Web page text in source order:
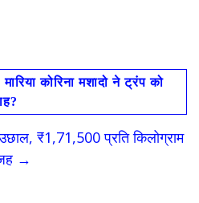
कोरिना मशादो ने ट्रंप को
₹1,71,500 प्रति किलोग्राम
→